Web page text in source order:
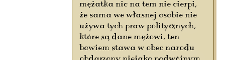
mężatka nic na tem nie cierpi,
że sama we własnej osobie nie
używa tych praw politycznych,
które są dane mężowi, ten
bowiem stawa w obec narodu